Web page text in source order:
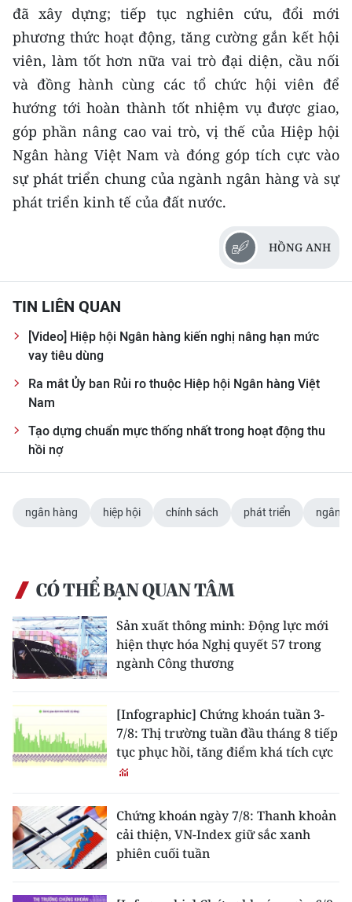
đã xây dựng; tiếp tục nghiên cứu, đổi mới
phương thức hoạt động, tăng cường gắn kết hội
viên, làm tốt hơn nữa vai trò đại diện, cầu nối
và đồng hành cùng các tổ chức hội viên để
hướng tới hoàn thành tốt nhiệm vụ được giao,
góp phần nâng cao vai trò, vị thế của Hiệp hội
Ngân hàng Việt Nam và đóng góp tích cực vào
sự phát triển chung của ngành ngân hàng và sự
phát triển kinh tế của đất nước.
HỒNG ANH
TIN LIÊN QUAN
[Video] Hiệp hội Ngân hàng kiến nghị nâng hạn mức
vay tiêu dùng
Ra mắt Ủy ban Rủi ro thuộc Hiệp hội Ngân hàng Việt
Nam
Tạo dựng chuẩn mực thống nhất trong hoạt động thu
hồi nợ
ngân hàng hiệp hội chính sách phát triển ngân
CÓ THỂ BẠN QUAN TÂM
Sản xuất thông minh: Động lực mới
hiện thực hóa Nghị quyết 57 trong
ngành Công thương
[Infographic] Chứng khoán tuần 3-
7/8: Thị trường tuần đầu tháng 8 tiếp
tục phục hồi, tăng điểm khá tích cực
Chứng khoán ngày 7/8: Thanh khoản
cải thiện, VN-Index giữ sắc xanh
phiên cuối tuần